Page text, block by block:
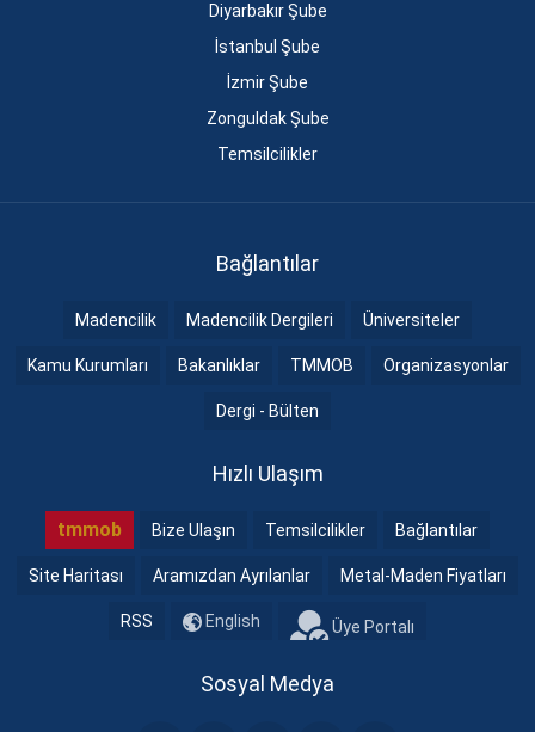
Diyarbakır Şube
İstanbul Şube
İzmir Şube
Zonguldak Şube
Temsilcilikler
Bağlantılar
Madencilik Madencilik Dergileri Üniversiteler
Kamu Kurumları Bakanlıklar TMMOB Organizasyonlar
Dergi - Bülten
Hızlı Ulaşım
tmmob Bize Ulaşın Temsilcilikler Bağlantılar
Site Haritası Aramızdan Ayrılanlar Metal-Maden Fiyatları
RSS English Üye Portalı
Sosyal Medya